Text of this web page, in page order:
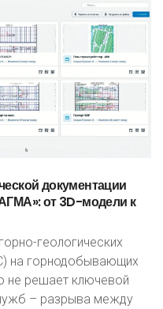
документации
от3D-модели к
геологических
на горнодобывающих
не решает ключевой
– разрыва между